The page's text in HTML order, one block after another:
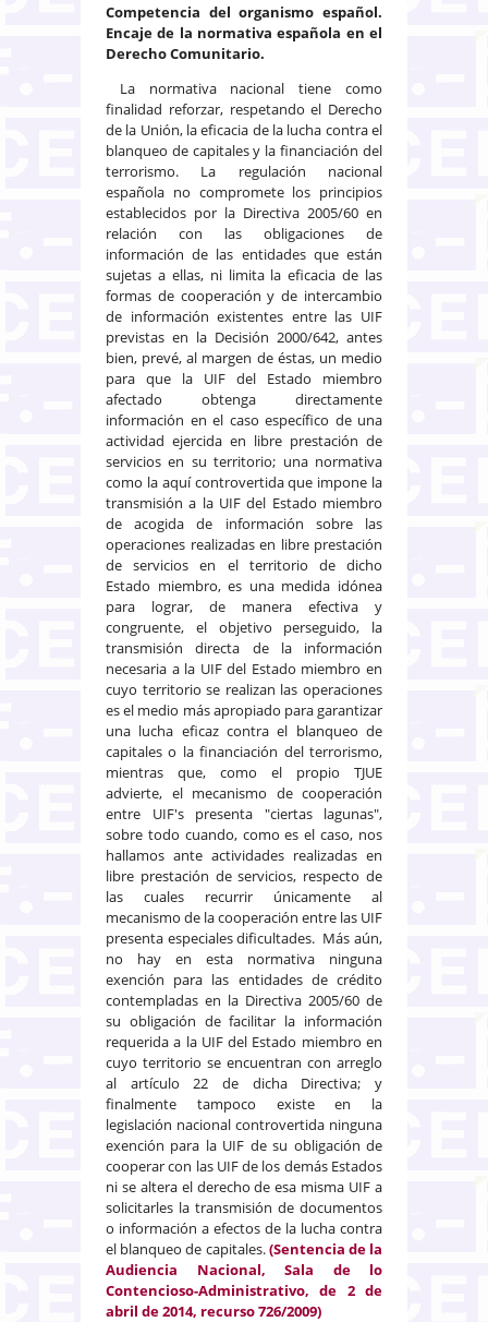
Competencia del organismo español.
Encaje de la normativa española en el
Derecho Comunitario.
La normativa nacional tiene como
finalidad reforzar, respetando el Derecho
de la Unión, la eficacia de la lucha contra el
blanqueo de capitales y la financiación del
terrorismo. La regulación nacional
española no compromete los principios
establecidos por la Directiva 2005/60 en
relación con las obligaciones de
información de las entidades que están
sujetas a ellas, ni limita la eficacia de las
formas de cooperación y de intercambio
de información existentes entre las UIF
previstas en la Decisión 2000/642, antes
bien, prevé, al margen de éstas, un medio
para que la UIF del Estado miembro
afectado obtenga directamente
información en el caso específico de una
actividad ejercida en libre prestación de
servicios en su territorio; una normativa
como la aquí controvertida que impone la
transmisión a la UIF del Estado miembro
de acogida de información sobre las
operaciones realizadas en libre prestación
de servicios en el territorio de dicho
Estado miembro, es una medida idónea
para lograr, de manera efectiva y
congruente, el objetivo perseguido, la
transmisión directa de la información
necesaria a la UIF del Estado miembro en
cuyo territorio se realizan las operaciones
es el medio más apropiado para garantizar
una lucha eficaz contra el blanqueo de
capitales o la financiación del terrorismo,
mientras que, como el propio TJUE
advierte, el mecanismo de cooperación
entre UIF's presenta "ciertas lagunas",
sobre todo cuando, como es el caso, nos
hallamos ante actividades realizadas en
libre prestación de servicios, respecto de
las cuales recurrir únicamente al
mecanismo de la cooperación entre las UIF
presenta especiales dificultades. Más aún,
no hay en esta normativa ninguna
exención para las entidades de crédito
contempladas en la Directiva 2005/60 de
su obligación de facilitar la información
requerida a la UIF del Estado miembro en
cuyo territorio se encuentran con arreglo
al artículo 22 de dicha Directiva; y
finalmente tampoco existe en la
legislación nacional controvertida ninguna
exención para la UIF de su obligación de
cooperar con las UIF de los demás Estados
ni se altera el derecho de esa misma UIF a
solicitarles la transmisión de documentos
o información a efectos de la lucha contra
el blanqueo de capitales.(Sentencia de la
Audiencia Nacional, Sala de lo
Contencioso-Administrativo, de 2 de
abril de 2014, recurso 726/2009)